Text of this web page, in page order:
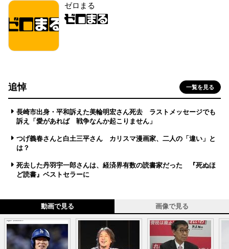
ゼロまる
追悼 一覧を見る
長崎市出身・平和訴えた美輪明宏さん死去 ラストメッセージでも
訴え「愛があれば 戦争なんか起こりません」
つげ義春さんと白土三平さん カリスマ漫画家、二人の「違い」と
は？
死去した丹羽宇一郎さんは、経済界有数の読書家だった 『死ぬほ
ど読書』ベストセラーに
動画で見る 画像で見る